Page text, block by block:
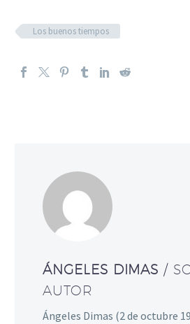
Los buenos tiempos
ÁNGELES DIMAS /
AUTOR
Ángeles Dimas (2 de octubre